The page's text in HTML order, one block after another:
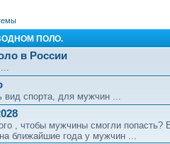
ВОДНОМ ПОЛО.
в России
вид спорта, для мужчин ...
, чтобы мужчины смогли попасть?
ближайшие года у мужчин ...